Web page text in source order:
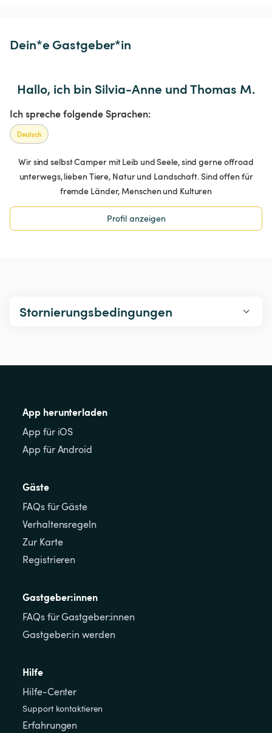
Dein*e Gastgeber*in
Hallo, ich bin Silvia-Anne und Thomas M.
Ich spreche folgende Sprachen:
Deutsch
Wir sind selbst Camper mit Leib und Seele, sind gerne offroad
unterwegs, lieben Tiere, Natur und Landschaft. Sind offen für
fremde Länder, Menschen und Kulturen
Profil anzeigen
Stornierungsbedingungen
App herunterladen
App für iOS
App für Android
Gäste
FAQs für Gäste
Verhaltensregeln
Zur Karte
Registrieren
Gastgeber:innen
FAQs für Gastgeber:innen
Gastgeber:in werden
Hilfe
Hilfe-Center
Support kontaktieren
Erfahrungen